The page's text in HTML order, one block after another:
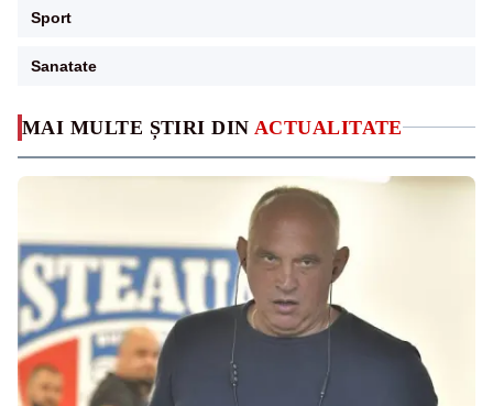
MAI MULTE ȘTIRI DIN ACTUALITATE
Sport
Sanatate